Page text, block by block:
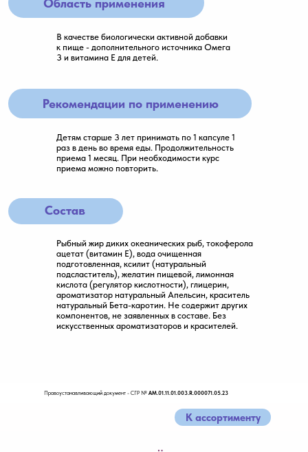
Область применения
В качестве биологически активной добавки
к пище - дополнительного источника Омега
3 и витамина Е для детей.
Детям старше 3 лет принимать по 1 капсуле 1
раз в день во время еды. Продолжительность
приема 1 месяц. При необходимости курс
приема можно повторить.
Рыбный жир диких океанических рыб, токоферола
ацетат (витамин Е), вода очищенная
подготовленная, ксилит (натуральный
подсластитель), желатин пищевой, лимонная
кислота (регулятор кислотности), глицерин,
ароматизатор натуральный Апельсин, краситель
натуральный Бета-каротин. Не содержит других
компонентов, не заявленных в составе. Без
искусственных ароматизаторов и красителей.
Рекомендации по применению
Состав
Правоустанавливающий документ - СГР № AM.01.11.01.003.R.000071.05.23
К ассортименту